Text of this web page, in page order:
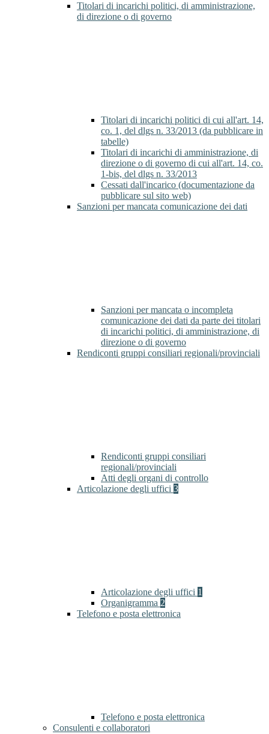
Titolari di incarichi politici, di amministrazione,
di direzione o di governo
Titolari di incarichi politici di cui all'art. 14,
co. 1, del dlgs n. 33/2013 (da pubblicare in
tabelle)
Titolari di incarichi di amministrazione, di
direzione o di governo di cui all'art. 14, co.
1-bis, del dlgs n. 33/2013
Cessati dall'incarico (documentazione da
pubblicare sul sito web)
Sanzioni per mancata comunicazione dei dati
Sanzioni per mancata o incompleta
comunicazione dei dati da parte dei titolari
di incarichi politici, di amministrazione, di
direzione o di governo
Rendiconti gruppi consiliari regionali/provinciali
Rendiconti gruppi consiliari
regionali/provinciali
Atti degli organi di controllo
Articolazione degli uffici 3
Articolazione degli uffici 1
Organigramma 2
Telefono e posta elettronica
Telefono e posta elettronica
Consulenti e collaboratori